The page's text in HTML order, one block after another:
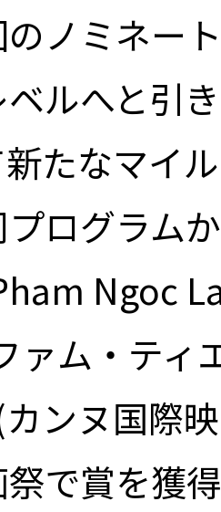
ノミネー
ルへと引
新たなマイ
ログラム
Ngoc
ァム・ティ
ンヌ国際
で賞を獲